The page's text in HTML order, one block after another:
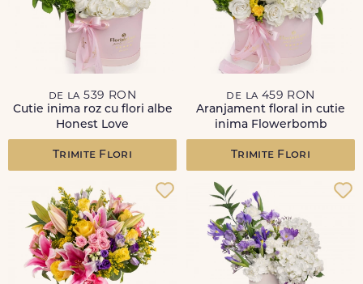
de la 539 RON
Cutie inima roz cu flori albe
Honest Love
Trimite Flori
de la 459 RON
Aranjament floral in cutie
inima Flowerbomb
Trimite Flori